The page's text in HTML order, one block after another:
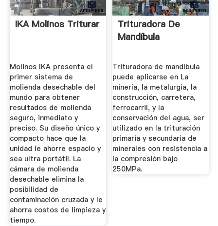
IKA Molinos Triturar
Molinos IKA presenta el
primer sistema de
molienda desechable del
mundo para obtener
resultados de molienda
seguro, inmediato y
preciso. Su diseño único y
compacto hace que la
unidad le ahorre espacio y
sea ultra portátil. La
cámara de molienda
desechable elimina la
posibilidad de
contaminación cruzada y le
ahorra costos de limpieza y
tiempo.
Trituradora De
Mandíbula
Trituradora de mandíbula
puede aplicarse en La
minería, la metalurgia, la
construcción, carretera,
ferrocarril, y la
conservación del agua, ser
utilizado en la trituración
primaria y secundaria de
minerales con resistencia a
la compresión bajo
250MPa.